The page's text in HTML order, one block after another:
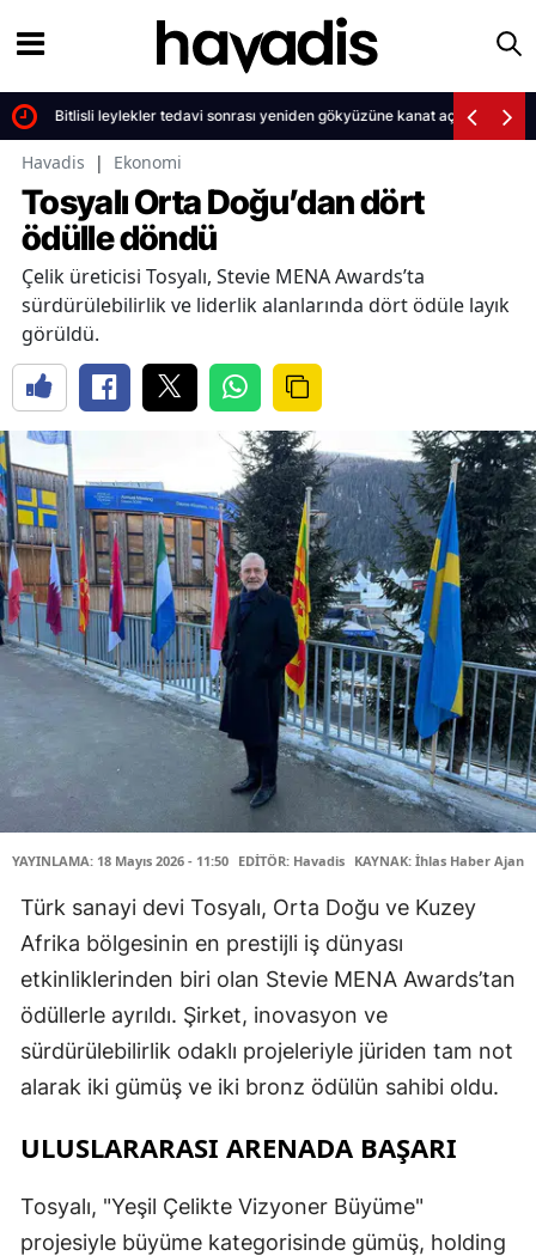
Bitlisli leylekler tedavi sonrası yeniden gökyüzüne kanat açtı
Havadis | Ekonomi
Tosyalı Orta Doğu’dan dört
ödülle döndü
Çelik üreticisi Tosyalı, Stevie MENA Awards’ta
sürdürülebilirlik ve liderlik alanlarında dört ödüle layık
görüldü.
YAYINLAMA: 18 Mayıs 2026 - 11:50 EDİTÖR: Havadis KAYNAK: İhlas Haber Ajansı
Türk sanayi devi Tosyalı, Orta Doğu ve Kuzey
Afrika bölgesinin en prestijli iş dünyası
etkinliklerinden biri olan Stevie MENA Awards’tan
ödüllerle ayrıldı. Şirket, inovasyon ve
sürdürülebilirlik odaklı projeleriyle jüriden tam not
alarak iki gümüş ve iki bronz ödülün sahibi oldu.
ULUSLARARASI ARENADA BAŞARI
Tosyalı, "Yeşil Çelikte Vizyoner Büyüme"
projesiyle büyüme kategorisinde gümüş, holding